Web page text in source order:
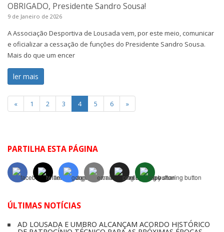
OBRIGADO, Presidente Sandro Sousa!
9 de Janeiro de 2026
A Associação Desportiva de Lousada vem, por este meio, comunicar
e oficializar a cessação de funções do Presidente Sandro Sousa.
Mais do que um encer
ler mais
« 1 2 3 4 5 6 »
PARTILHA ESTA PÁGINA
ÚLTIMAS NOTÍCIAS
AD LOUSADA E UMBRO ALCANÇAM ACORDO HISTÓRICO